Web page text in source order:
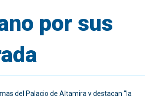
por sus
del Palacio de Altamira y destacan "la